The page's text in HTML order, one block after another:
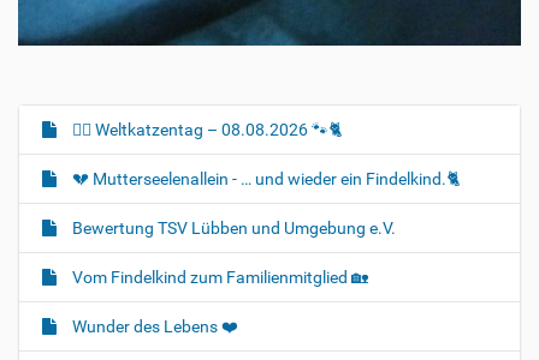
N
a
v
g
a
t
i
🐈‍🐾 Weltkatzentag – 08.08.2026 🐾🐈
💔 Mutterseelenallein - … und wieder ein Findelkind.🐈‍
Bewertung TSV Lübben und Umgebung e.V.
Vom Findelkind zum Familienmitglied 🏡
Wunder des Lebens ❤️